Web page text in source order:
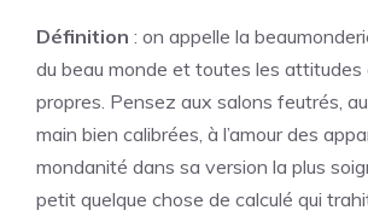
Définition : on appelle la
du beau monde et toutes les attitudes
propres. Pensez aux salons feutrés,
main bien calibrées, à l’amour des
mondanité dans sa version la plus
petit quelque chose de calculé qui